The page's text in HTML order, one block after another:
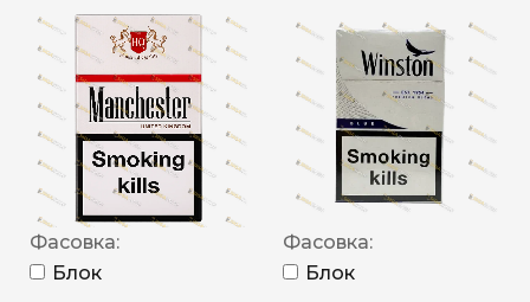
Фасовка:
Блок
Фасовка:
Блок